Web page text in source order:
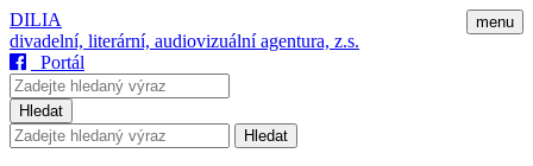
menu
DILIA
divadelní, literární, audiovizuální agentura, z.s.
Portál
Hledat
Hledat